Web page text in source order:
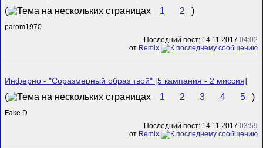
( 1 2 )
parom1970
Последний пост: 14.11.2017 04:02
от Remix
Инферно - "Соразмерный образ твой" [5 кампания - 2 миссия]
( 1 2 3 4 5 )
Fake D
Последний пост: 14.11.2017 03:59
от Remix